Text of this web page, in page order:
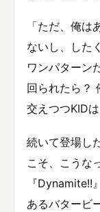
「ただ、俺
ないし、した
ワンパターン
回られたら？
交えつつKID
続いて登場し
こそ、こうな
『Dynamite!!
あるバタービ